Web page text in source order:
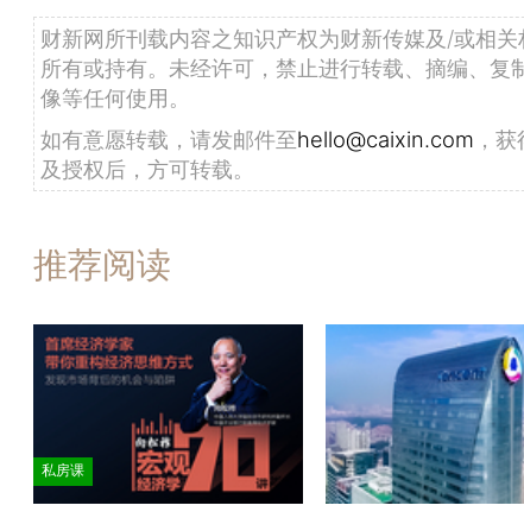
财新网所刊载内容之知识产权为财新传媒及/或相关
所有或持有。未经许可，禁止进行转载、摘编、复
像等任何使用。
如有意愿转载，请发邮件至hello@caixin.com ，
及授权后，方可转载。
推荐阅读
私房课